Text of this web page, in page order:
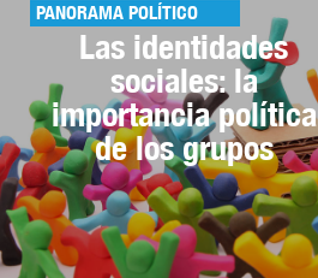
PANORAMA POLÍTICO
Las identidades
sociales: la
importancia política
de los grupos